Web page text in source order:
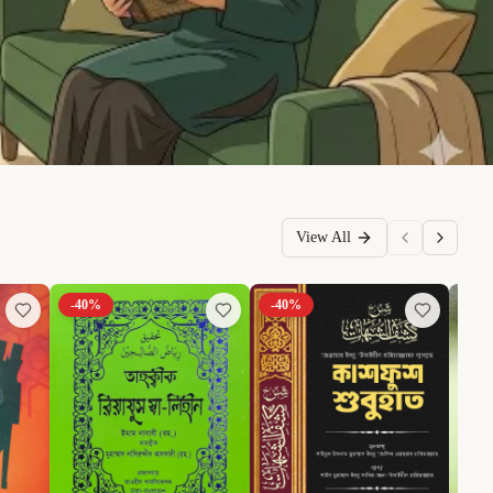
View All
-40% -40%